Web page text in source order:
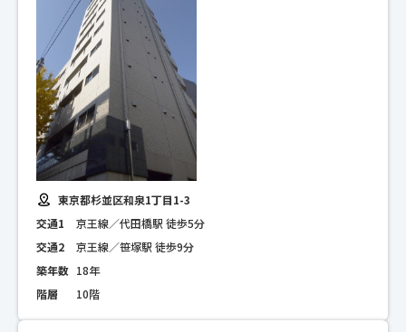
東京都杉並区和泉1丁目1-3
交通1
京王線／代田橋駅 徒歩5分
交通2
京王線／笹塚駅 徒歩9分
築年数 18年
階層
10階